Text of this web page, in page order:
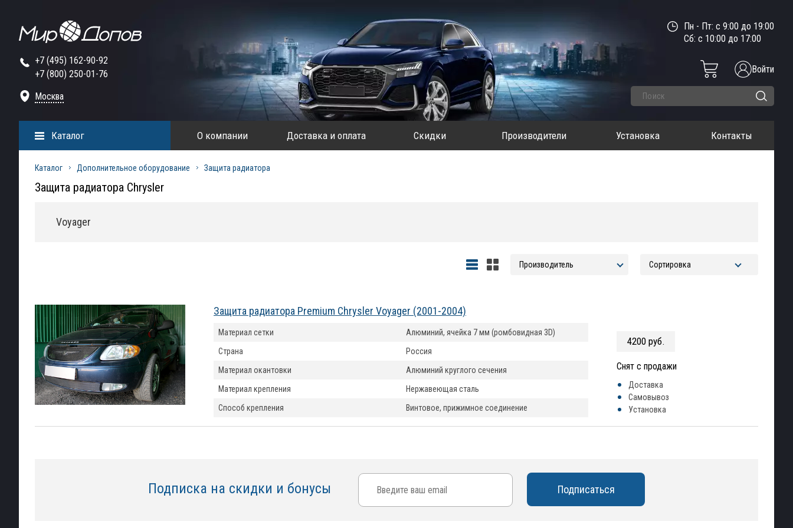
+7 (495) 162-90-92
+7 (800) 250-01-76
Москва
Пн - Пт: с 9:00 до 19:00
Сб: с 10:00 до 17:00
Войти
О компании Доставка и оплата Скидки Производители Установка Контакты
Каталог
Каталог Дополнительное оборудование Защита радиатора
Защита радиатора Chrysler
Voyager
Защита радиатора Premium Chrysler Voyager (2001-2004)
4200 руб.
Снят с продажи
Доставка
Самовывоз
Установка
Материал сетки
Алюминий, ячейка 7 мм (ромбовидная 3D)
Страна
Россия
Материал окантовки
Алюминий круглого сечения
Материал крепления
Нержавеющая сталь
Способ крепления
Винтовое, прижимное соединение
Подписка на скидки и бонусы